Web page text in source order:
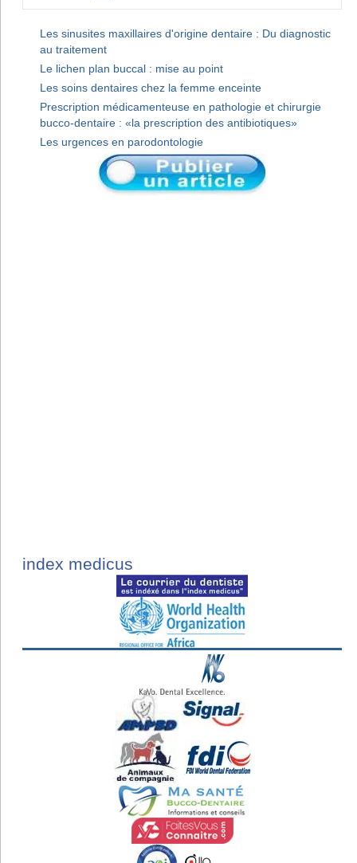
Les sinusites maxillaires d'origine dentaire : Du diagnostic
au traitement
Le lichen plan buccal : mise au point
Les soins dentaires chez la femme enceinte
Prescription médicamenteuse en pathologie et chirurgie
bucco-dentaire : «la prescription des antibiotiques»
Les urgences en parodontologie
index medicus